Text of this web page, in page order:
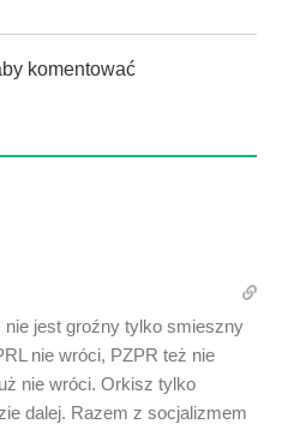
komentować
nie jest groźny tylko smieszny
nie wróci, PZPR też nie
nie wróci. Orkisz tylko
dalej. Razem z socjalizmem